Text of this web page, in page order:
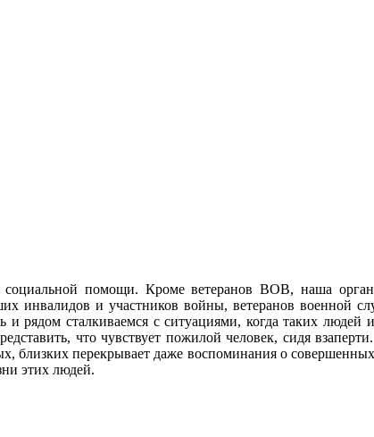
социальной помощи. Кроме ветеранов ВОВ, наша
инвалидов и участников войны, ветеранов военной
рядом сталкиваемся с ситуациями, когда таких
что чувствует пожилой человек, сидя
перекрывает даже воспоминания о
этих людей.